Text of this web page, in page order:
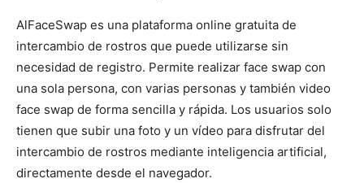
AlFaceSwap es una plataforma online gratuita de
intercambio de rostros que puede utilizarse sin
necesidad de registro. Permite realizar face swap con
una sola persona, con varias personas y también video
face swap de forma sencilla y rápida. Los usuarios solo
tienen que subir una foto y un vídeo para disfrutar del
intercambio de rostros mediante inteligencia artificial,
directamente desde el navegador.